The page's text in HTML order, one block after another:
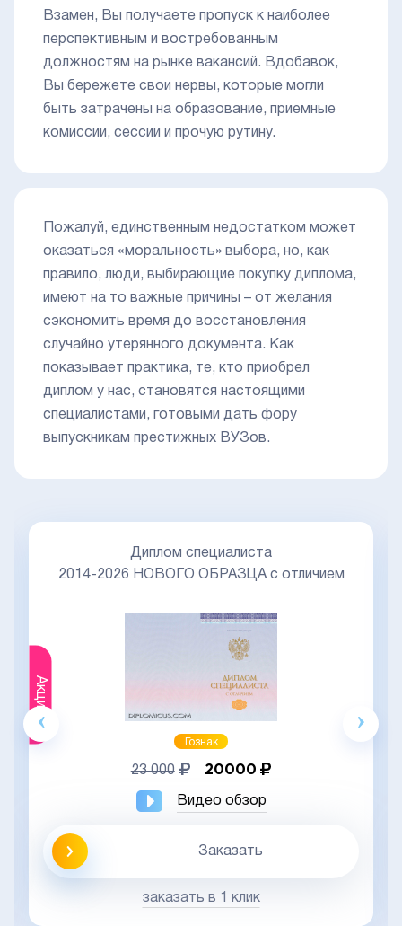
Взамен, Вы получаете пропуск к наиболее
перспективным и востребованным
должностям на рынке вакансий. Вдобавок,
Вы бережете свои нервы, которые могли
быть затрачены на образование, приемные
комиссии, сессии и прочую рутину.
Пожалуй, единственным недостатком может
оказаться «моральность» выбора, но, как
правило, люди, выбирающие покупку диплома,
имеют на то важные причины – от желания
сэкономить время до восстановления
случайно утерянного документа. Как
показывает практика, те, кто приобрел
диплом у нас, становятся настоящими
специалистами, готовыми дать фору
выпускникам престижных ВУЗов.
Акция
Диплом специалиста
2014-2026 НОВОГО ОБРАЗЦА с отличием
Гознак
23 000 20000
Видео обзор
Заказать
заказать в 1 клик